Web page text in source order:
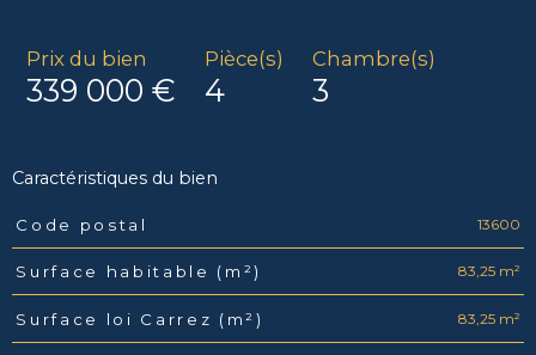
Prix du bien
339 000 €
Pièce(s)
4
Chambre(s)
3
Caractéristiques du bien
Caractéristiques Valeurs
Code postal 13600
Surface habitable (m²) 83,25 m²
Surface loi Carrez (m²) 83,25 m²